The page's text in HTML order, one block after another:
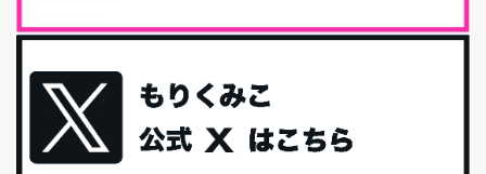
今回は、最近毎回定期的に購入している「楽天ふるさと納税」の返
礼品トップ５を紹介します。今までいろ...
更年期を穏やかに乗りきるために今できる５つのこと。
アラフィフからの体と心の整え方。 私も気づけばアラフィフ、これ
といった更年期症状はまだ...